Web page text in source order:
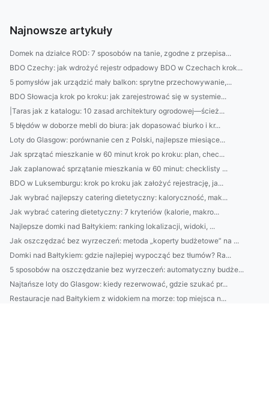
Najnowsze artykuły
Domek na działce ROD: 7 sposobów na tanie, zgodne z przepisa...
BDO Czechy: jak wdrożyć rejestr odpadowy BDO w Czechach krok...
5 pomysłów jak urządzić mały balkon: sprytne przechowywanie,...
BDO Słowacja krok po kroku: jak zarejestrować się w systemie...
|Taras jak z katalogu: 10 zasad architektury ogrodowej—ścież...
5 błędów w doborze mebli do biura: jak dopasować biurko i kr...
Loty do Glasgow: porównanie cen z Polski, najlepsze miesiące...
Jak sprzątać mieszkanie w 60 minut krok po kroku: plan, chec...
Jak zaplanować sprzątanie mieszkania w 60 minut: checklisty ...
BDO w Luksemburgu: krok po kroku jak założyć rejestrację, ja...
Jak wybrać najlepszy catering dietetyczny: kaloryczność, mak...
Jak wybrać catering dietetyczny: 7 kryteriów (kalorie, makro...
Najlepsze domki nad Bałtykiem: ranking lokalizacji, widoki, ...
Jak oszczędzać bez wyrzeczeń: metoda „koperty budżetowe” na ...
Domki nad Bałtykiem: gdzie najlepiej wypocząć bez tłumów? Ra...
5 sposobów na oszczędzanie bez wyrzeczeń: automatyczny budże...
Najtańsze loty do Glasgow: kiedy rezerwować, gdzie szukać pr...
Restauracje nad Bałtykiem z widokiem na morze: top miejsca n...